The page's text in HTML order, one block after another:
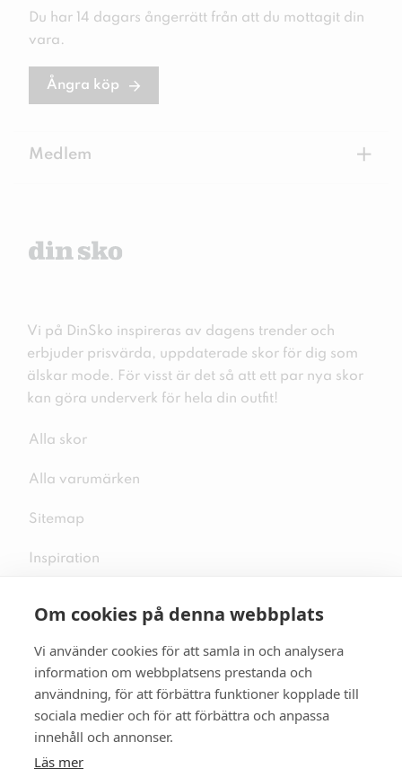
Om cookies på denna webbplats
Vi använder cookies för att samla in och analysera
information om webbplatsens prestanda och
användning, för att förbättra funktioner kopplade till
sociala medier och för att förbättra och anpassa
innehåll och annonser.
Läs mer
Du har 14 dagars ångerrätt från att du mottagit din
vara.
Ångra köp
Medlem +
Vi på DinSko inspireras av dagens trender och
erbjuder prisvärda, uppdaterade skor för dig som
älskar mode. För visst är det så att ett par nya skor
kan göra underverk för hela din outfit!
Alla skor
Alla varumärken
Sitemap
Inspiration
Följ oss på sociala medier
Se mer skor: skopunkten.se